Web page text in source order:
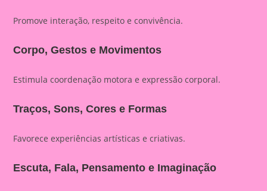
Promove interação, respeito e convivência.
Corpo, Gestos e Movimentos
Estimula coordenação motora e expressão corporal.
Traços, Sons, Cores e Formas
Favorece experiências artísticas e criativas.
Escuta, Fala, Pensamento e Imaginação